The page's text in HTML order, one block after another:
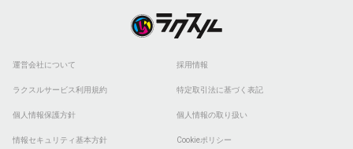
運営会社について 採用情報
ラクスルサービス利用規約 特定取引法に基づく表記
個人情報保護方針 個人情報の取り扱い
情報セキュリティ基本方針 Cookieポリシー